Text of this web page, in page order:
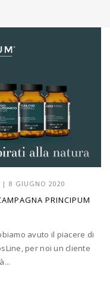
| 8 GIUGNO 2020
PRINCIPUM
avuto il piacere di
per noi un cliente